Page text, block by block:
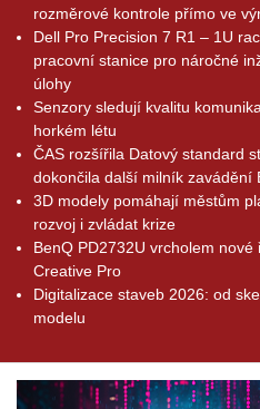
rozměrové kontrole přímo ve
Dell Pro Precision 7 R1 – 1U
pracovní stanice pro náročné
úlohy
Senzory sledují kvalitu
horkém létu
ČAS rozšířila Datový standard
dokončila další milník zavádění
3D modely pomáhají městům
rozvoj i zvládat krize
BenQ PD2732U vrcholem nové
Creative Pro
Digitalizace staveb 2026: od
modelu